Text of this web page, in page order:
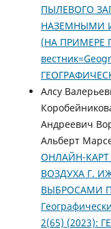
ПЫЛЕВОГО
НАЗЕМНЫМИ
(НА ПРИМЕРЕ
Алсу
Андреевич
Альберт
ОНЛАЙН-
ВОЗДУХА Г.
ВЫБРОСАМИ
2(65) (2023):